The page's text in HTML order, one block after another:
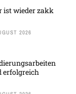
ist wieder zakk
2026
erfolgreich